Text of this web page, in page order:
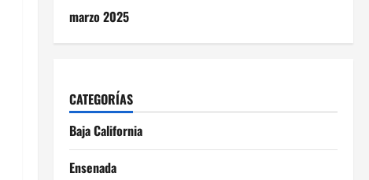
marzo 2025
CATEGORÍAS
Baja California
Ensenada